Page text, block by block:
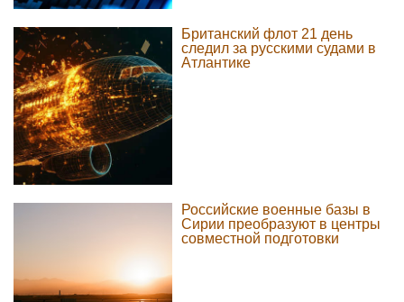
Британский флот 21 день
следил за русскими судами в
Атлантике
Российские военные базы в
Сирии преобразуют в центры
совместной подготовки